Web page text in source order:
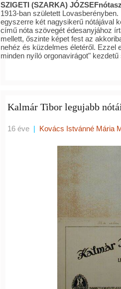
SZIGETI (SZARKA) JÓZSEF
1913-ban született
egyszerre két nagysikerű nótájával
című nóta szövegét édesanyjához
mellett, őszinte képet fest az
nehéz és küzdelmes életéről. Ezzel
minden nyíló orgonavirágot"
Kalmár Tibor legujabb
16 éve | Kovács Istvánné Mária